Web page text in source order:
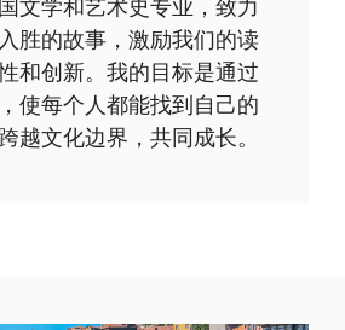
文学和艺术史专业，致力
胜的故事，激励我们的读
和创新。我的目标是通过
使每个人都能找到自己的
越文化边界，共同成长。